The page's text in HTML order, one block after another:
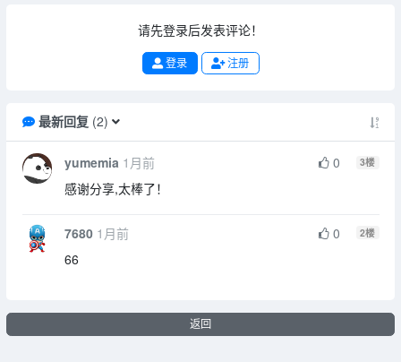
请先登录后发表评论！
登录 注册
最新回复(2)
yumemia 1月前 0 3楼
感谢分享,太棒了！
7680 1月前 0 2楼
66
返回